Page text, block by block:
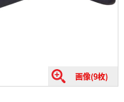
画像(9枚)